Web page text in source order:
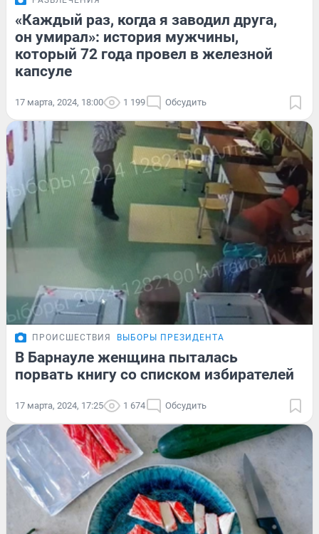
«Каждый раз, когда я заводил друга,
он умирал»: история мужчины,
который 72 года провел в железной
капсуле
17 марта, 2024, 18:00 1 199 Обсудить
ПРОИСШЕСТВИЯ ВЫБОРЫ ПРЕЗИДЕНТА
В Барнауле женщина пыталась
порвать книгу со списком избирателей
17 марта, 2024, 17:25 1 674 Обсудить